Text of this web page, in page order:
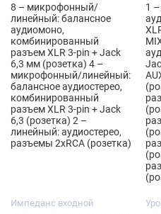
8 – микрофонный/
линейный: балансное
аудиомоно,
комбинированный
разъем XLR 3-pin + Jack
6,3 мм (розетка) 4 –
микрофонный/линейный:
балансное аудиостерео,
комбинированный
разъем XLR 3-pin + Jack
6,3 (розетка) 2 –
линейный: аудиостерео,
разъемы 2xRCA (розетка)
1
Импеданс входной